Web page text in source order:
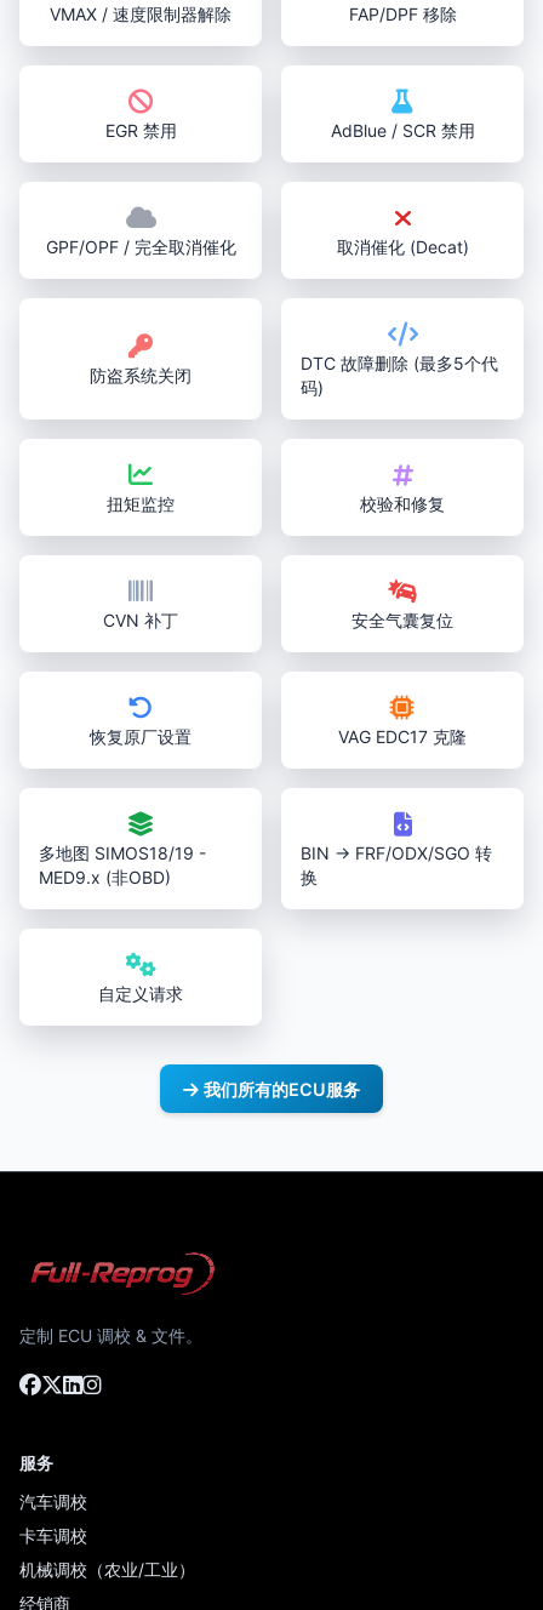
VMAX / 速度限制器解除 FAP/DPF 移除
EGR 禁用 AdBlue / SCR 禁用
GPF/OPF / 完全取消催化 取消催化 (Decat)
防盗系统关闭
DTC 故障删除 (最多5个代
码)
扭矩监控 校验和修复
CVN 补丁 安全气囊复位
恢复原厂设置 VAG EDC17 克隆
多地图 SIMOS18/19 -
MED9.x (非OBD)
BIN → FRF/ODX/SGO 转
换
自定义请求
我们所有的ECU服务
定制 ECU 调校 & 文件。
服务
汽车调校
卡车调校
机械调校（农业/工业）
经销商